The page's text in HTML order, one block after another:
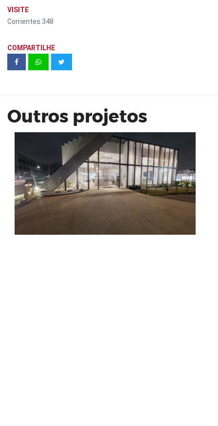
VISITE
Corrientes 348
COMPARTILHE
Outros projetos
Stand Isla | Cyrela
Residencial Parque das Hortênsias |
Alepo